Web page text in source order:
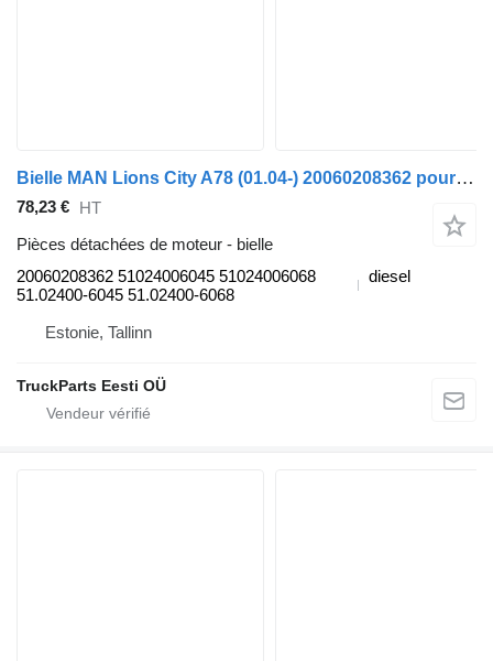
Bielle MAN Lions City A78 (01.04-) 20060208362 pour MAN Lion's bus (1991-)
78,23 € HT
Pièces détachées de moteur - bielle
20060208362 51024006045 51024006068
51.02400-6045 51.02400-6068
diesel
Estonie, Tallinn
TruckParts Eesti OÜ